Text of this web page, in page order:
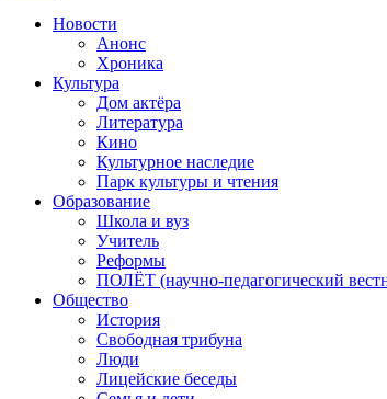
Новости
Анонс
Хроника
Культура
Дом актёра
Литература
Кино
Культурное наследие
Парк культуры и чтения
Образование
Школа и вуз
Учитель
Реформы
ПОЛЁТ (научно-педагогический
Общество
История
Свободная трибуна
Люди
Лицейские беседы